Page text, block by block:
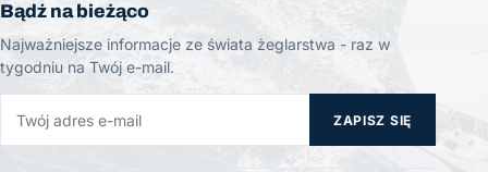
Bądź na bieżąco
Najważniejsze informacje ze świata żeglarstwa - raz w
tygodniu na Twój e-mail.
ZAPISZ SIĘ